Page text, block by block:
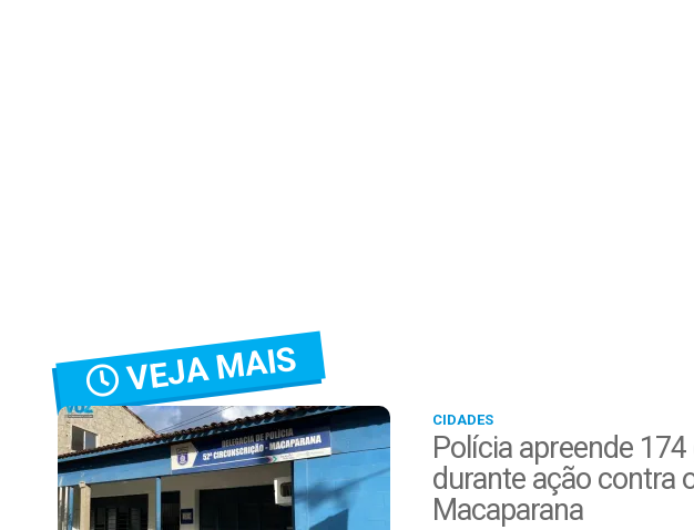
VEJA MAIS
CIDADES
Polícia apreende
durante ação contra
Macaparana